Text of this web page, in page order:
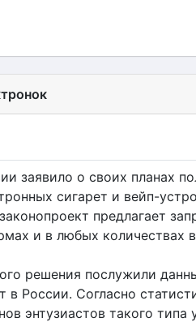
заявило о своих планах
сигарет и вейп-
предлагает
и в любых количествах
решения послужили
в России. Согласно
энтузиастов такого типа